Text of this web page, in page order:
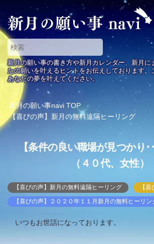
新月の願い事の書き方や新月カレンダー、新月に
たの願いを叶えるヒントをお伝えしております。
あなたの夢を叶えてください。
新月の願い事navi TOP
【喜びの声】新月の無料遠隔ヒーリング
【条件の良い職場が見つかり
（４０代、女性）
【喜びの声】新月の無料遠隔ヒーリング 【
【喜びの声】２０２０年１１月新月の無料ヒーリン
いつもお世話になっております。